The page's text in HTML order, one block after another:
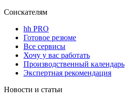
Соискателям
hh PRO
Готовое резюме
Все сервисы
Хочу у вас работать
Производственный календарь
Экспертная рекомендация
Новости и статьи